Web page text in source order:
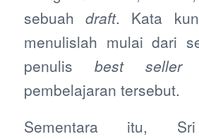
sebuahdraft. Kata
menulislah mulai dari
penulis best seller
pembelajaran tersebut.
Sementara itu, Sri